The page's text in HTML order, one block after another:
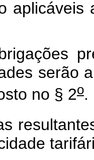
serão
no § 2o.